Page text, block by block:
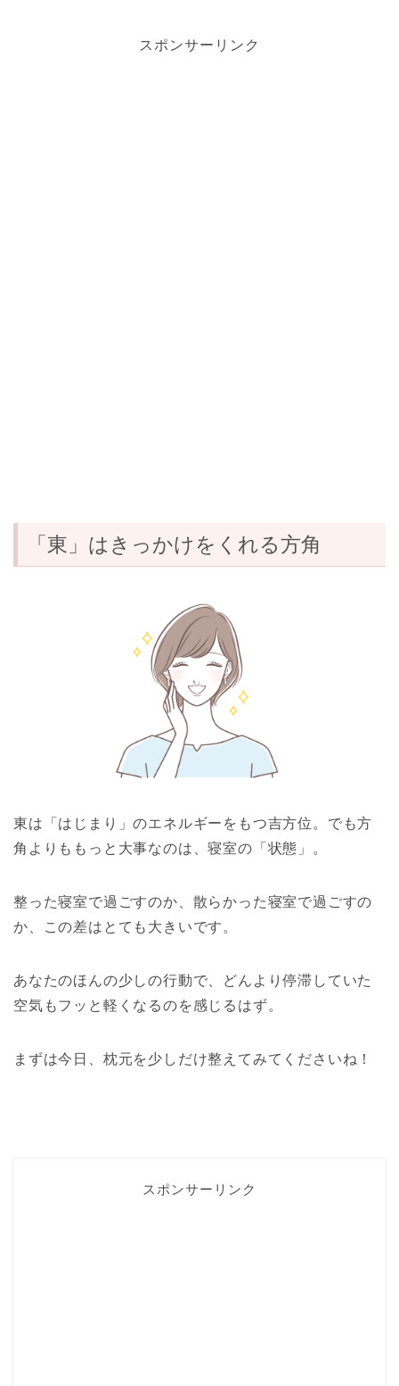
スポンサーリンク
「東」はきっかけをくれる方角
東は「はじまり」のエネルギーをもつ吉方位。でも方
角よりももっと大事なのは、寝室の「状態」。
整った寝室で過ごすのか、散らかった寝室で過ごすの
か、この差はとても大きいです。
あなたのほんの少しの行動で、どんより停滞していた
空気もフッと軽くなるのを感じるはず。
まずは今日、枕元を少しだけ整えてみてくださいね！
スポンサーリンク